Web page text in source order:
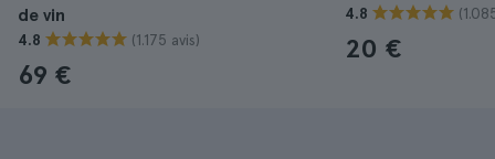
de vin
4.8 (1.175 avis)
69 €
4.8
20 €